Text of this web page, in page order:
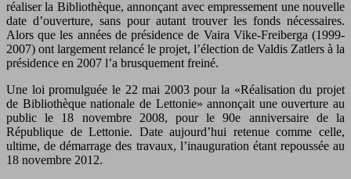
réaliser la Bibliothèque, annonçant avec empressement une nouvelle
date d’ouverture, sans pour autant trouver les fonds nécessaires.
Alors que les années de présidence de Vaira Vike-Freiberga (1999-
2007) ont largement relancé le projet, l’élection de Valdis Zatlers à la
présidence en 2007 l’a brusquement freiné.
Une loi promulguée le 22 mai 2003 pour la «Réalisation du projet
de Bibliothèque nationale de Lettonie» annonçait une ouverture au
public le 18 novembre 2008, pour le 90e anniversaire de la
République de Lettonie. Date aujourd’hui retenue comme celle,
ultime, de démarrage des travaux, l’inauguration étant repoussée au
18 novembre 2012.